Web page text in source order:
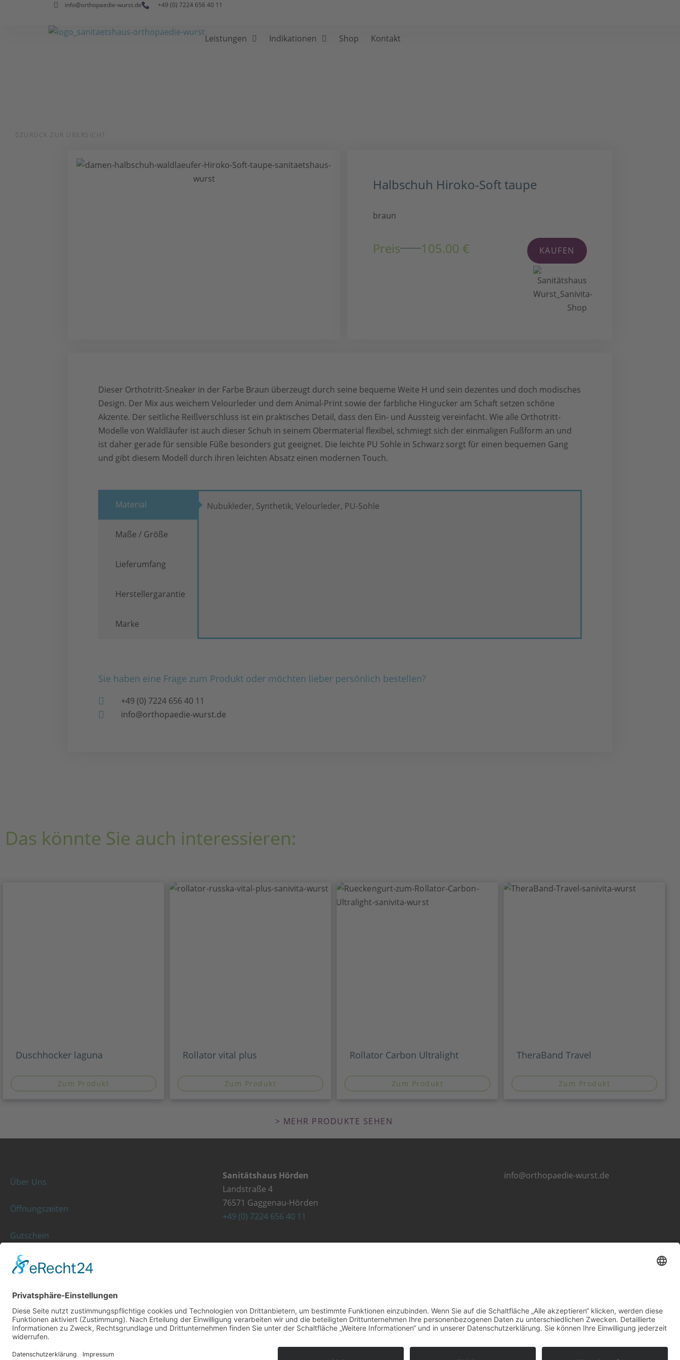
info@orthopaedie-wurst.de +49 (0) 7224 656 40 11
Leistungen Indikationen Shop Kontakt
ZURÜCK ZUR ÜBERSICHT
Halbschuh Hiroko-Soft taupe
braun
Preis 105.00 € KAUFEN
Dieser Orthotritt-Sneaker in der Farbe Braun überzeugt durch seine bequeme Weite H und sein dezentes und doch modisches
Design. Der Mix aus weichem Velourleder und dem Animal-Print sowie der farbliche Hingucker am Schaft setzen schöne
Akzente. Der seitliche Reißverschluss ist ein praktisches Detail, dass den Ein- und Aussteig vereinfacht. Wie alle Orthotritt-
Modelle von Waldläufer ist auch dieser Schuh in seinem Obermaterial flexibel, schmiegt sich der einmaligen Fußform an und
ist daher gerade für sensible Füße besonders gut geeignet. Die leichte PU Sohle in Schwarz sorgt für einen bequemen Gang
und gibt diesem Modell durch ihren leichten Absatz einen modernen Touch.
Material
Maße / Größe
Lieferumfang
Herstellergarantie
Marke
Nubukleder, Synthetik, Velourleder, PU-Sohle
Sie haben eine Frage zum Produkt oder möchten lieber persönlich bestellen?
+49 (0) 7224 656 40 11
info@orthopaedie-wurst.de
Das könnte Sie auch interessieren:
Duschhocker laguna
Zum Produkt
Rollator vital plus
Zum Produkt
Rollator Carbon Ultralight
Zum Produkt
TheraBand Travel
Zum Produkt
> MEHR PRODUKTE SEHEN
Über Uns
Öffnungszeiten
Gutschein
Kassenleistungen
Sanitätshaus Hörden
Landstraße 4
76571 Gaggenau-Hörden
+49 (0) 7224 656 40 11
info@orthopaedie-wurst.de
© Copyright 2023 - Orthopädie Wurst